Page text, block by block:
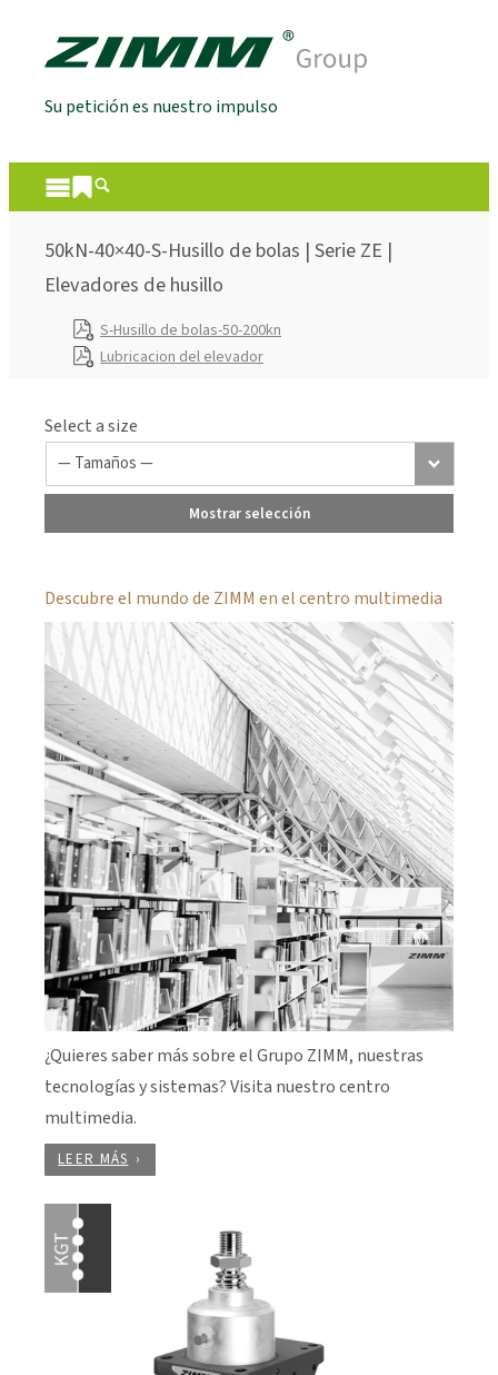
Su petición es nuestro impulso
50kN-40×40-S-Husillo de bolas | Serie ZE |
Elevadores de husillo
S-Husillo de bolas-50-200kn
Lubricacion del elevador
Select a size
Mostrar selección
Descubre el mundo de ZIMM en el centro multimedia
¿Quieres saber más sobre el Grupo ZIMM, nuestras
tecnologías y sistemas? Visita nuestro centro
multimedia.
LEER MÁS